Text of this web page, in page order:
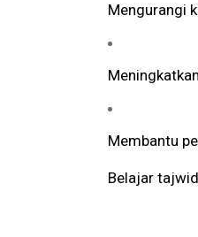
Mengurangi
Membantu
Belajar